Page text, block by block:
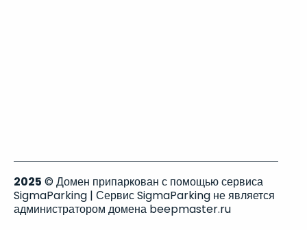
2025 © Домен припаркован с помощью сервиса
SigmaParking | Сервис SigmaParking не является
администратором домена beepmaster.ru